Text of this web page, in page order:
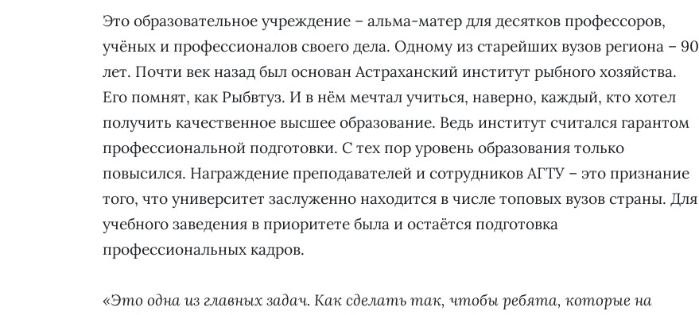
Это образовательное учреждение – альма-матер для десятков профессоров,
учёных и профессионалов своего дела. Одному из старейших вузов региона – 90
лет. Почти век назад был основан Астраханский институт рыбного хозяйства.
Его помнят, как Рыбвтуз. И в нём мечтал учиться, наверно, каждый, кто хотел
получить качественное высшее образование. Ведь институт считался гарантом
профессиональной подготовки. С тех пор уровень образования только
повысился. Награждение преподавателей и сотрудников АГТУ – это признание
того, что университет заслуженно находится в числе топовых вузов страны. Для
учебного заведения в приоритете была и остаётся подготовка
профессиональных кадров.
«Это одна из главных задач. Как сделать так, чтобы ребята, которые на